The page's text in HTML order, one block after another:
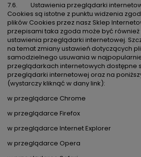
7.6. Ustawienia przeglądarki
Cookies są istotne z punktu widzenia
plików Cookies przez nasz Sklep
przepisami taka zgoda może być
ustawienia przeglądarki internetowej.
na temat zmiany ustawień dotyczących
samodzielnego usuwania w
przeglądarkach internetowych dostępne
przeglądarki internetowej oraz na
(wystarczy kliknąć w dany link):
w przeglądarce Chrome
w przeglądarce Firefox
w przeglądarce Internet Explorer
w przeglądarce Opera